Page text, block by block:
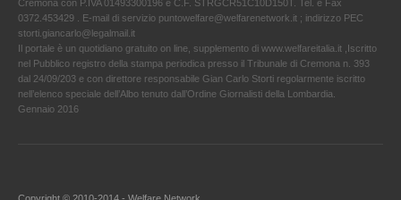
Cremona con P.IVA 01493300196 e C.F. STRGCR51C10D150T. Tel. e Fax
0372.453429 . E-mail di servizio puntowelfare@welfarenetwork.it ; indirizzo PEC
storti.giancarlo@legalmail.it
Il portale è un quotidiano gratuito on line, supplemento di www.welfareitalia.it ,Iscritto
nel Pubblico registro della stampa periodica presso il Tribunale di Cremona n. 393
dal 24/09/203 e con direttore responsabile Gian Carlo Storti regolarmente iscritto
nell’elenco speciale dell’Albo tenuto dall’Ordine Giornalisti della Lombardia.
Gennaio 2016